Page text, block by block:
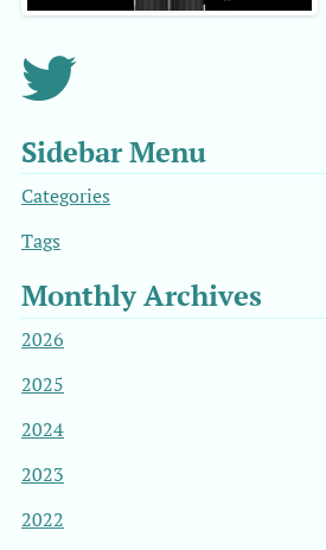
Sidebar Menu
Categories
Tags
Monthly Archives
2026
2025
2024
2023
2022